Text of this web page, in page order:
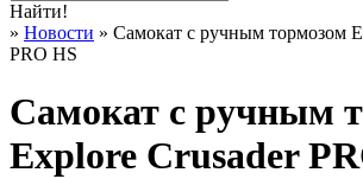
Найти!
» Новости » Самокат с ручным тормозом
PRO HS
Самокат с ручным
Explore Crusader